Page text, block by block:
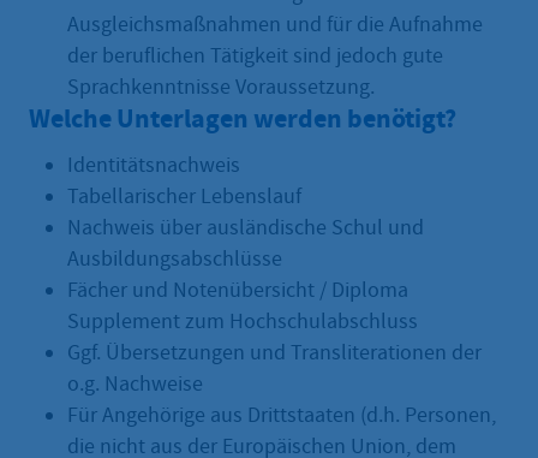
Ausgleichsmaßnahmen und für die Aufnahme
der beruflichen Tätigkeit sind jedoch gute
Sprachkenntnisse Voraussetzung.
Welche Unterlagen werden benötigt?
Identitätsnachweis
Tabellarischer Lebenslauf
Nachweis über ausländische Schul und
Ausbildungsabschlüsse
Fächer und Notenübersicht / Diploma
Supplement zum Hochschulabschluss
Ggf. Übersetzungen und Transliterationen der
o.g. Nachweise
Für Angehörige aus Drittstaaten (d.h. Personen,
die nicht aus der Europäischen Union, dem